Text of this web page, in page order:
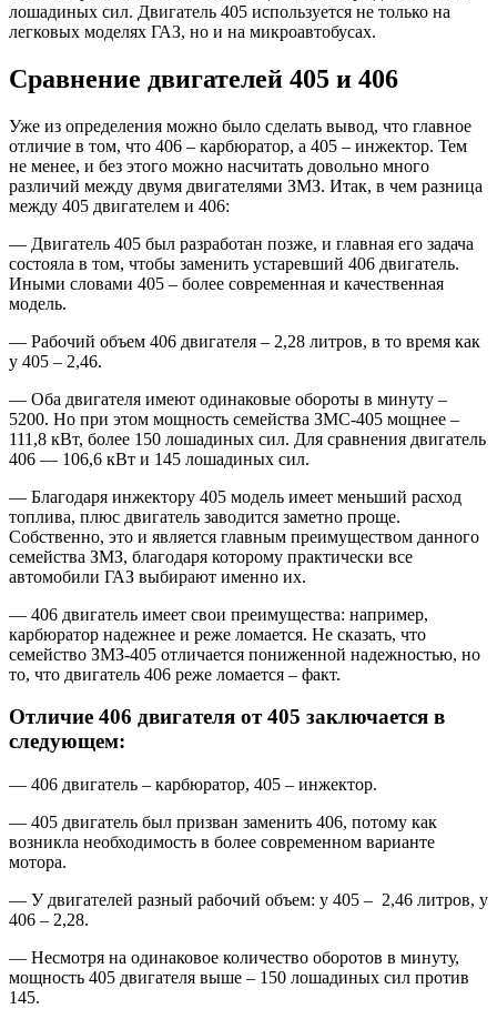
лошадиных сил. Двигатель 405 используется не только на
легковых моделях ГАЗ, но и на микроавтобусах.
Сравнение двигателей 405 и 406
Уже из определения можно было сделать вывод, что главное
отличие в том, что 406 – карбюратор, а 405 – инжектор. Тем
не менее, и без этого можно насчитать довольно много
различий между двумя двигателями ЗМЗ. Итак, в чем разница
между 405 двигателем и 406:
— Двигатель 405 был разработан позже, и главная его задача
состояла в том, чтобы заменить устаревший 406 двигатель.
Иными словами 405 – более современная и качественная
модель.
— Рабочий объем 406 двигателя – 2,28 литров, в то время как
у 405 – 2,46.
— Оба двигателя имеют одинаковые обороты в минуту –
5200. Но при этом мощность семейства ЗМС-405 мощнее –
111,8 кВт, более 150 лошадиных сил. Для сравнения двигатель
406 — 106,6 кВт и 145 лошадиных сил.
— Благодаря инжектору 405 модель имеет меньший расход
топлива, плюс двигатель заводится заметно проще.
Собственно, это и является главным преимуществом данного
семейства ЗМЗ, благодаря которому практически все
автомобили ГАЗ выбирают именно их.
— 406 двигатель имеет свои преимущества: например,
карбюратор надежнее и реже ломается. Не сказать, что
семейство ЗМЗ-405 отличается пониженной надежностью, но
то, что двигатель 406 реже ломается – факт.
Отличие 406 двигателя от 405 заключается в
следующем:
— 406 двигатель – карбюратор, 405 – инжектор.
— 405 двигатель был призван заменить 406, потому как
возникла необходимость в более современном варианте
мотора.
— У двигателей разный рабочий объем: у 405 – 2,46 литров, у
406 – 2,28.
— Несмотря на одинаковое количество оборотов в минуту,
мощность 405 двигателя выше – 150 лошадиных сил против
145.